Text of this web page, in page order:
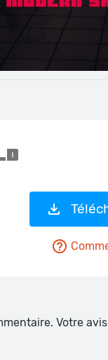
Votre